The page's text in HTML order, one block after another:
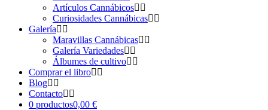
Artículos Cannábicos
Curiosidades Cannábicas
Galería
Maravillas Cannábicas
Galería Variedades
Álbumes de cultivo
Comprar el libro
Blog
Contacto
0 productos0,00 €